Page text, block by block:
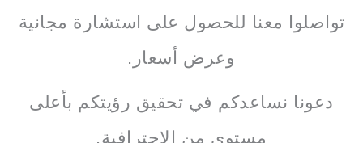
تواصلوا معنا للحصول على استشارة مجانية
وعرض أسعار.
دعونا نساعدكم في تحقيق رؤيتكم بأعلى
مستوى من الاحترافية.